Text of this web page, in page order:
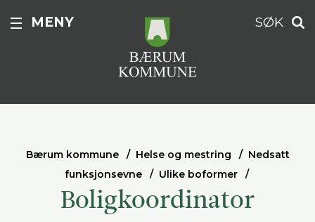
MENY SØK
Bærum kommune Helse og mestring
Nedsatt
funksjonsevne
Ulike boformer
Boligkoordinator